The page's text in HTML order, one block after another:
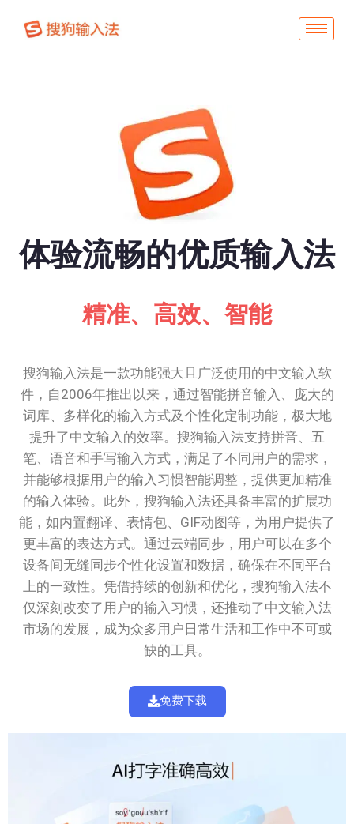
体验流畅的优质输入法
精准、高效、智能
搜狗输入法是一款功能强大且广泛使用的中文输入软
件，自2006年推出以来，通过智能拼音输入、庞大的
词库、多样化的输入方式及个性化定制功能，极大地
提升了中文输入的效率。搜狗输入法支持拼音、五
笔、语音和手写输入方式，满足了不同用户的需求，
并能够根据用户的输入习惯智能调整，提供更加精准
的输入体验。此外，搜狗输入法还具备丰富的扩展功
能，如内置翻译、表情包、GIF动图等，为用户提供了
更丰富的表达方式。通过云端同步，用户可以在多个
设备间无缝同步个性化设置和数据，确保在不同平台
上的一致性。凭借持续的创新和优化，搜狗输入法不
仅深刻改变了用户的输入习惯，还推动了中文输入法
市场的发展，成为众多用户日常生活和工作中不可或
缺的工具。
免费下载